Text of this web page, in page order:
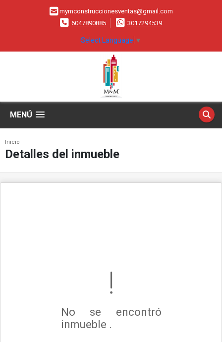
mymconstruccionesventas@gmail.com
6047890885
3017294539
Select Language ▼
MENÚ
Inicio
Detalles del inmueble
No se encontró
inmueble .